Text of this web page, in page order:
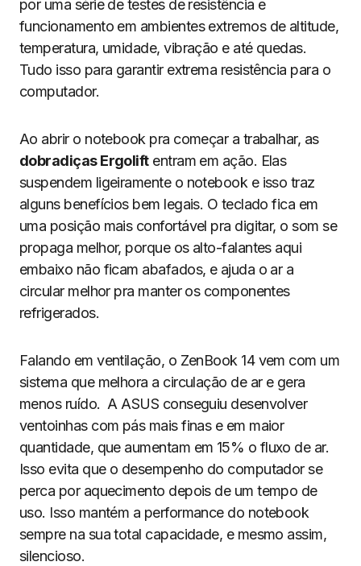
por uma série de testes de resistência e
funcionamento em ambientes extremos de altitude,
temperatura, umidade, vibração e até quedas.
Tudo isso para garantir extrema resistência para o
computador.
Ao abrir o notebook pra começar a trabalhar, as
dobradiças Ergoliftentram em ação. Elas
suspendem ligeiramente o notebook e isso traz
alguns benefícios bem legais. O teclado fica em
uma posição mais confortável pra digitar, o som se
propaga melhor, porque os alto-falantes aqui
embaixo não ficam abafados, e ajuda o ar a
circular melhor pra manter os componentes
refrigerados.
Falando em ventilação, o ZenBook 14 vem com um
sistema que melhora a circulação de ar e gera
menos ruído. A ASUS conseguiu desenvolver
ventoinhas com pás mais finas e em maior
quantidade, que aumentam em 15% o fluxo de ar.
Isso evita que o desempenho do computador se
perca por aquecimento depois de um tempo de
uso. Isso mantém a performance do notebook
sempre na sua total capacidade, e mesmo assim,
silencioso.